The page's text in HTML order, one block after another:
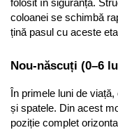
folosit în siguranță.
coloanei se schimbă
țină pasul cu aceste
Nou-născuți (0–6
În primele luni de
și spatele. Din acest
poziție complet